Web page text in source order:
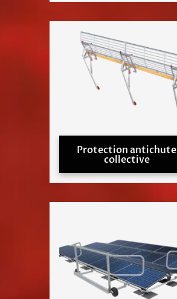
Protection antichute
collective